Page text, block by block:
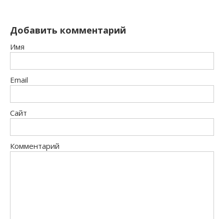
Добавить комментарий
Имя
Email
Сайт
Комментарий